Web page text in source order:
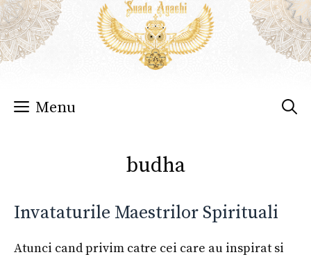
Sari
la
conținut
Menu
budha
Invataturile Maestrilor Spirituali
Atunci cand privim catre cei care au inspirat si